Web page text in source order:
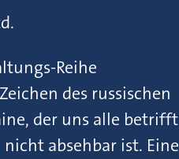
Reihe
des russischen
der uns alle betrifft
absehbar ist. Eine